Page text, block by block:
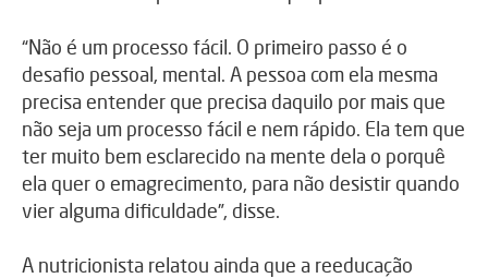
“Não é um processo fácil. O primeiro passo é o
desafio pessoal, mental. A pessoa com ela mesma
precisa entender que precisa daquilo por mais que
não seja um processo fácil e nem rápido. Ela tem que
ter muito bem esclarecido na mente dela o porquê
ela quer o emagrecimento, para não desistir quando
vier alguma dificuldade”, disse.
A nutricionista relatou ainda que a reeducação